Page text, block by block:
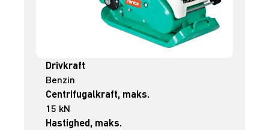
Drivkraft
Benzin
Centrifugalkraft, maks.
15 kN
Hastighed, maks.